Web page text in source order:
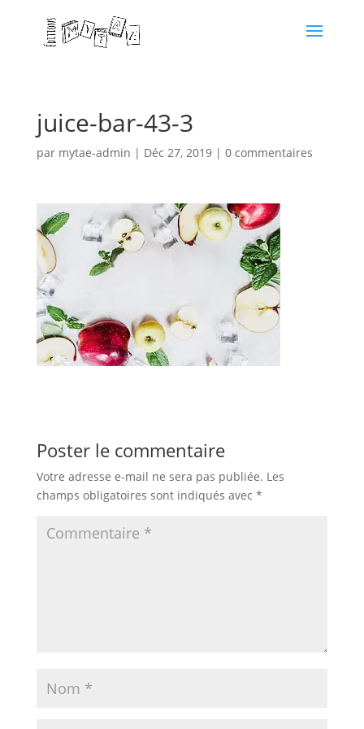
juice-bar-43-3
par mytae-admin | Déc 27, 2019| 0 commentaires
Poster le commentaire
Votre adresse e-mail ne sera pas publiée. Les
champs obligatoires sont indiqués avec *